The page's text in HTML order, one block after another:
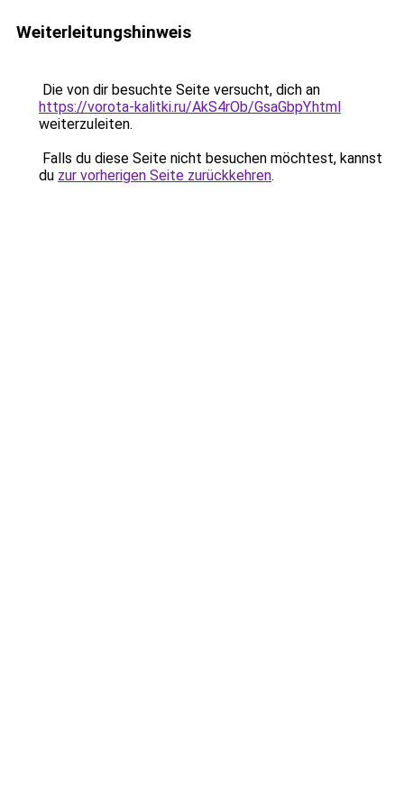
Weiterleitungshinweis
Die von dir besuchte Seite versucht, dich an
https://vorota-kalitki.ru/AkS4rOb/GsaGbpY.html
weiterzuleiten.
Falls du diese Seite nicht besuchen möchtest, kannst
du zur vorherigen Seite zurückkehren.